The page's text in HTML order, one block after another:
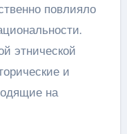
повлияло
этнической
и
на